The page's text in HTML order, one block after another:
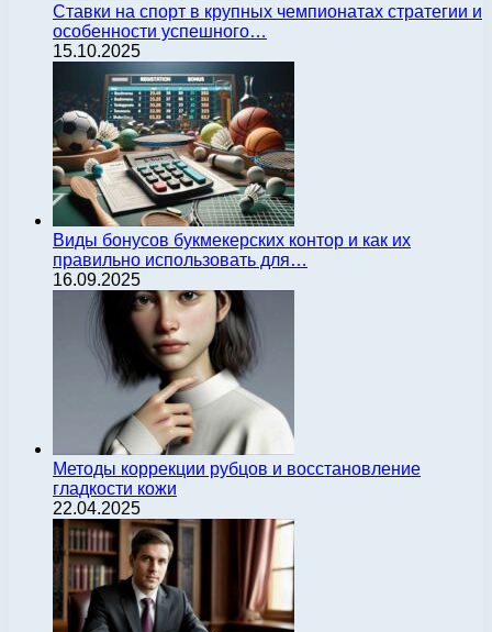
Ставки на спорт в крупных чемпионатах стратегии и
особенности успешного…
15.10.2025
Виды бонусов букмекерских контор и как их
правильно использовать для…
16.09.2025
Методы коррекции рубцов и восстановление
гладкости кожи
22.04.2025